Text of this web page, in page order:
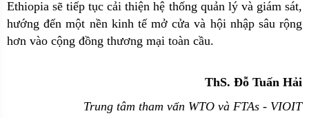
Ethiopia sẽ tiếp tục cải thiện hệ thống quản lý và giám sát,
hướng đến một nền kinh tế mở cửa và hội nhập sâu rộng
hơn vào cộng đồng thương mại toàn cầu.
ThS. Đỗ Tuấn Hải
Trung tâm tham vấn WTO và FTAs - VIOIT